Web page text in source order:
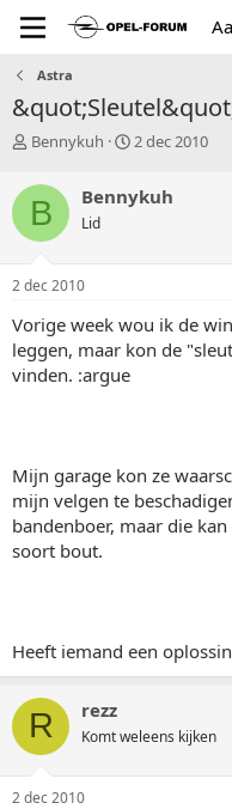
Astra
T
p
i
c
s
a
t
e
r
Bennykuh
S
r
a
m
2 dec 2010
B Bennykuh
Lid
2 dec 2010
Vorige week wou ik de
leggen, maar kon de
vinden. :argue
Mijn garage kon ze
mijn velgen te
bandenboer, maar die
soort bout.
Heeft iemand een
R rezz
Komt weleens kijken
2 dec 2010